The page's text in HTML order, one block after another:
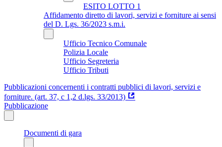
ESITO LOTTO 1
Affidamento diretto di lavori, servizi e forniture ai sensi
del D. Lgs. 36/2023 s.m.i.
Ufficio Tecnico Comunale
Polizia Locale
Ufficio Segreteria
Ufficio Tributi
Pubblicazioni concernenti i contratti pubblici di lavori, servizi e
forniture. (art. 37, c 1,2 d.lgs. 33/2013)
Pubblicazione
Documenti di gara